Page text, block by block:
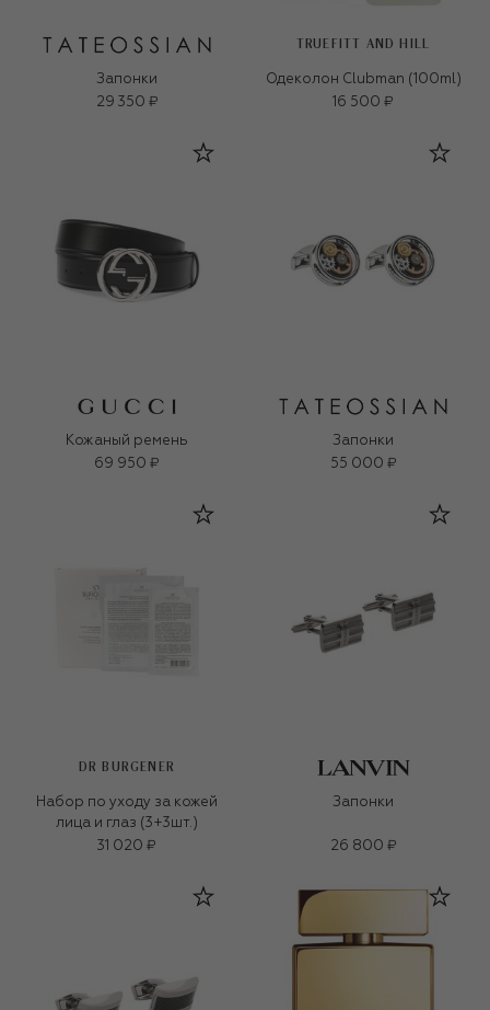
Запонки
29 350 ₽
TRUEFITT AND HILL
Одеколон Clubman (100ml)
16 500 ₽
Кожаный ремень
69 950 ₽
Запонки
55 000 ₽
DR BURGENER
Набор по уходу за кожей
лица и глаз (3+3шт.)
31 020 ₽
Запонки
26 800 ₽